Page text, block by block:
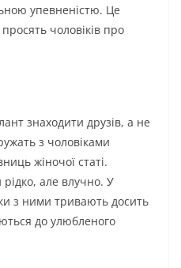
упевненістю. Це
чоловіків про
знаходити друзів, а не
з чоловіками
жіночої статі.
рідко, але влучно. У
з ними тривають досить
до улюбленого